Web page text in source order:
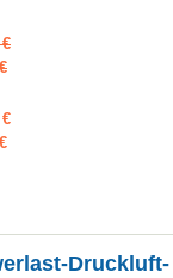
Druckluft-